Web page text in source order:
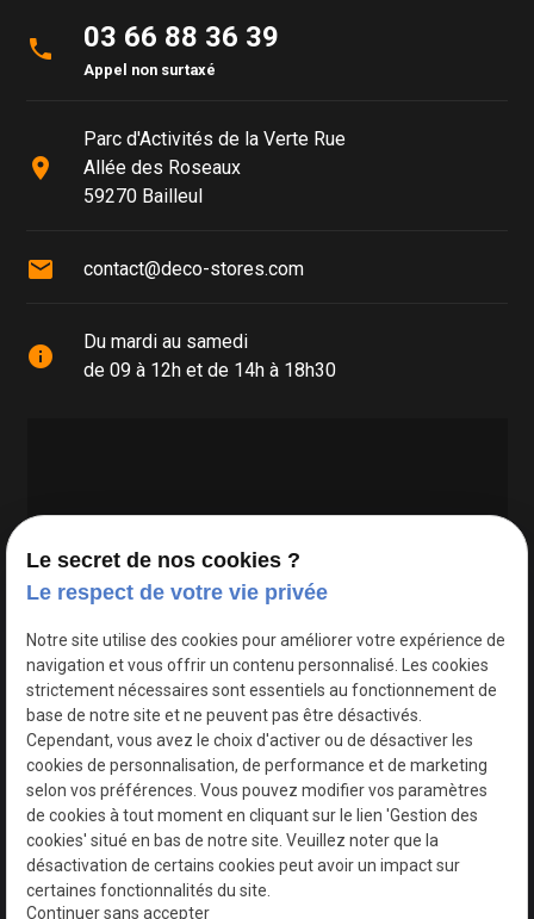
phone 03 66 88 36 39
Appel non surtaxé
place
Parc d'Activités de la Verte Rue
Allée des Roseaux
59270 Bailleul
mail contact@deco-stores.com
info
Du mardi au samedi
de 09 à 12h et de 14h à 18h30
Google Maps Search API est désactivé.
Le secret de nos cookies ?
Le respect de votre vie privée
Notre site utilise des cookies pour améliorer votre expérience de
navigation et vous offrir un contenu personnalisé. Les cookies
strictement nécessaires sont essentiels au fonctionnement de
base de notre site et ne peuvent pas être désactivés.
Cependant, vous avez le choix d'activer ou de désactiver les
cookies de personnalisation, de performance et de marketing
selon vos préférences. Vous pouvez modifier vos paramètres
de cookies à tout moment en cliquant sur le lien 'Gestion des
cookies' situé en bas de notre site. Veuillez noter que la
désactivation de certains cookies peut avoir un impact sur
certaines fonctionnalités du site.
Continuer sans accepter